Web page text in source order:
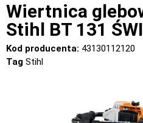
Wiertnica
Stihl BT 131
Kod producenta: 43130112120
Tag Stihl